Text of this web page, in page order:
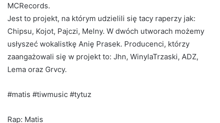
MCRecords.
Jest to projekt, na którym udzielili się tacy raperzy jak:
Chipsu, Kojot, Pajczi, Melny. W dwóch utworach możemy
usłyszeć wokalistkę Anię Prasek. Producenci, którzy
zaangażowali się w projekt to: Jhn, WinylaTrzaski, ADZ,
Lema oraz Grvcy.
#matis #tiwmusic #tytuz
Rap: Matis